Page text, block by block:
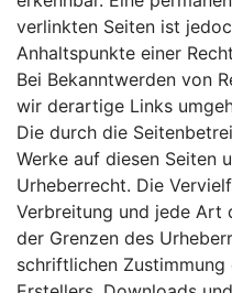
verlinkten Seiten ist
Anhaltspunkte einer
Bei Bekanntwerden von
wir derartige Links
Die durch die
Werke auf diesen Seiten
Urheberrecht. Die
Verbreitung und jede Art
der Grenzen des
schriftlichen